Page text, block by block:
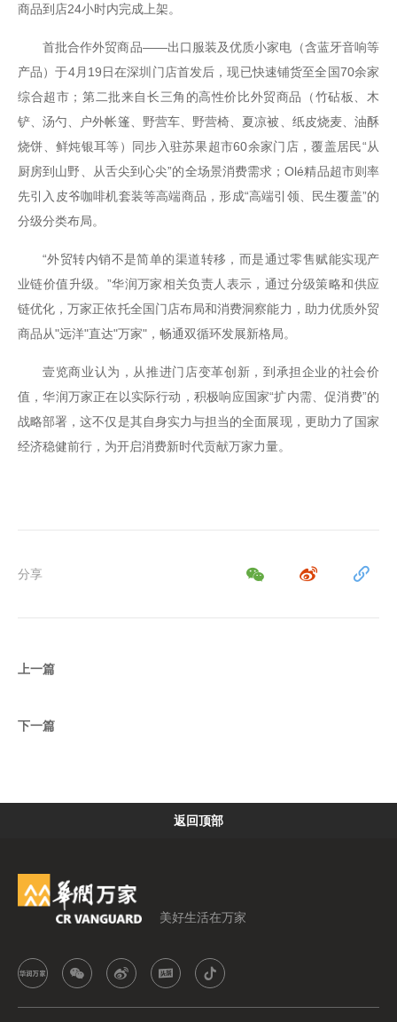
商品到店24小时内完成上架。
首批合作外贸商品——出口服装及优质小家电（含蓝牙音响等
产品）于4月19日在深圳门店首发后，现已快速铺货至全国70余家
综合超市；第二批来自长三角的高性价比外贸商品（竹砧板、木
铲、汤勺、户外帐篷、野营车、野营椅、夏凉被、纸皮烧麦、油酥
烧饼、鲜炖银耳等）同步入驻苏果超市60余家门店，覆盖居民“从
厨房到山野、从舌尖到心尖”的全场景消费需求；Olé精品超市则率
先引入皮爷咖啡机套装等高端商品，形成“高端引领、民生覆盖”的
分级分类布局。
“外贸转内销不是简单的渠道转移，而是通过零售赋能实现产
业链价值升级。”华润万家相关负责人表示，通过分级策略和供应
链优化，万家正依托全国门店布局和消费洞察能力，助力优质外贸
商品从"远洋"直达"万家"，畅通双循环发展新格局。
壹览商业认为，从推进门店变革创新，到承担企业的社会价
值，华润万家正在以实际行动，积极响应国家“扩内需、促消费”的
战略部署，这不仅是其自身实力与担当的全面展现，更助力了国家
经济稳健前行，为开启消费新时代贡献万家力量。
分享
上一篇
下一篇
返回顶部
美好生活在万家